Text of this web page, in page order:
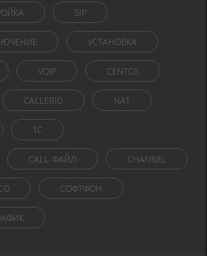
SIP
УСТАНОВКА
VOIP CENTOS
CALLERID NAT
1C
CALL-ФАЙЛ CHANNEL
СОФТФОН